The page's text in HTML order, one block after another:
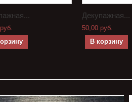
Декупажная...
50,00 руб.
В корзину